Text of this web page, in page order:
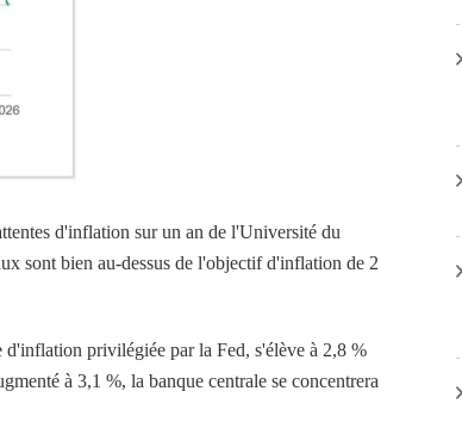
d'inflation sur un an de l'Université du
sont bien au-dessus de l'objectif d'inflation de 2
d'inflation privilégiée par la Fed, s'élève à 2,8 %
à 3,1 %, la banque centrale se concentrera